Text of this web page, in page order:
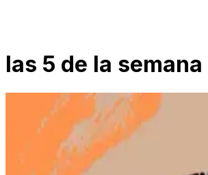
las 5 de la semana